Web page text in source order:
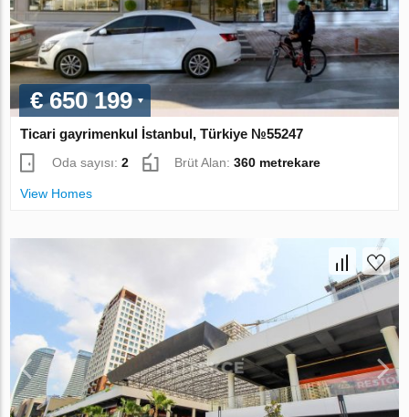
€ 650 199
Ticari gayrimenkul İstanbul, Türkiye №55247
Oda sayısı:2 Brüt Alan:360 metrekare
View Homes